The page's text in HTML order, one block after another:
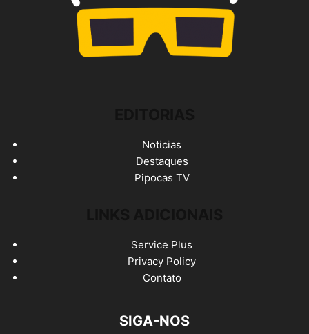
Noticias
Destaques
Pipocas TV
Service Plus
Privacy Policy
Contato
SIGA-NOS